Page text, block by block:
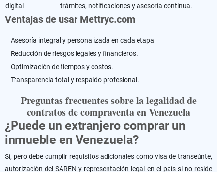
digital
trámites, notificaciones y asesoría continua.
Ventajas de usar Mettryc.com
Asesoría integral y personalizada en cada etapa.
Reducción de riesgos legales y financieros.
Optimización de tiempos y costos.
Transparencia total y respaldo profesional.
Preguntas frecuentes sobre la legalidad de
contratos de compraventa en Venezuela
¿Puede un extranjero comprar un
inmueble en Venezuela?
Sí, pero debe cumplir requisitos adicionales como visa de transeúnte,
autorización del SAREN y representación legal en el país si no reside